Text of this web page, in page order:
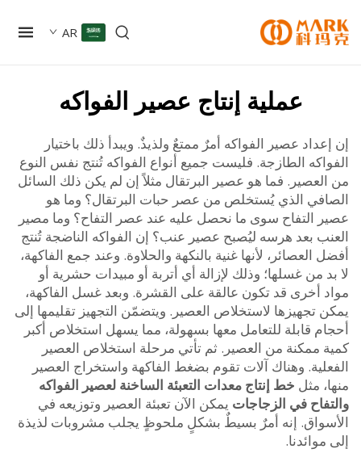
AR
عملية إنتاج عصير الفواكه
عصير الفواكه أمرٌ ممتعٌ ولذيذٌ. ويبدأ ذلك باختيار
الطازجة. فليست جميع أنواع الفواكه تُنتج نفس النوع
فما هو عصير البرتقال مثلاً إن لم يكن ذلك السائل
الذي يُستخلص من عصر حبات البرتقال؟ وما هو
التفاح سوى ما نحصل عليه عند عصر التفاح؟ وما مصير
بعد هرسه ليُصبح عصير عنب؟ إن الفواكه الناضجة تُنتج
لأنها غنية بالنكهة والحلاوة. وعند جمع الفاكهة،
من غسلها؛ وذلك لإزالة أي أتربة أو مبيدات حشرية أو
أخرى قد تكون عالقة على القشرة. وبعد غسل الفاكهة،
تجهيزها لاستخلاص العصير. ويتضمّن التجهيز تقليمها إلى
قابلة للتعامل معها بسهولة، مما يسهل استخلاص أكبر
ممكنة من العصير. ثم تأتي مرحلة استخلاص العصير
وهناك آلات تقوم بضغط الفاكهة واستخراج العصير
مثلخط إنتاج معدات التعبئة الساخنة لعصير الفواكه
في الزجاجاتيمكن الآن تعبئة العصير وتوزيعه في
إنه أمرٌ بسيطٌ بشكلٍ ملحوظٍ يجلب مشروبات لذيذة